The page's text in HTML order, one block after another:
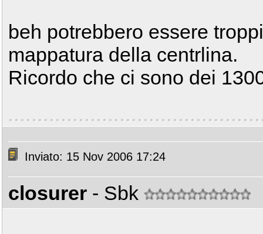
beh potrebbero essere
mappatura della centrlina.
Ricordo che ci sono dei
Inviato: 15 Nov 2006 17:24
closurer - Sbk